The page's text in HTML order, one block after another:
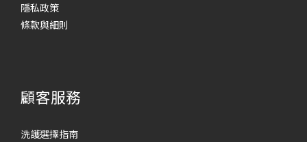
隱私政策
條款與細則
顧客服務
洗護選擇指南